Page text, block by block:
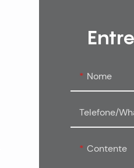
Nome
Telefone/
Contente